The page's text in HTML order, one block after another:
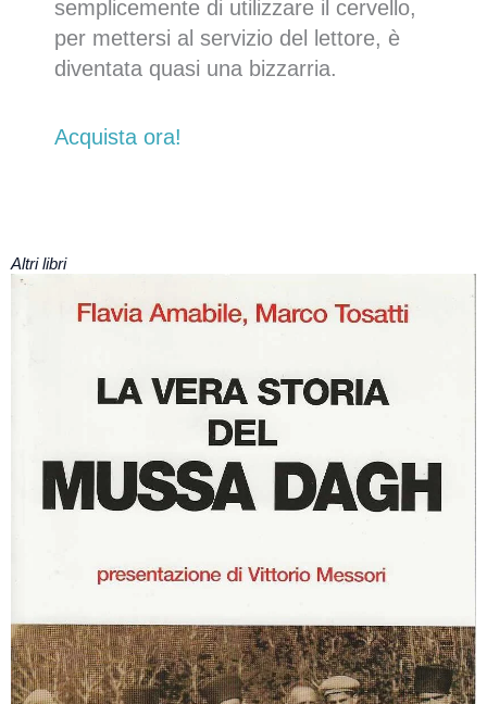
semplicemente di utilizzare il cervello,
per mettersi al servizio del lettore, è
diventata quasi una bizzarria.
Acquista ora!
Altri libri